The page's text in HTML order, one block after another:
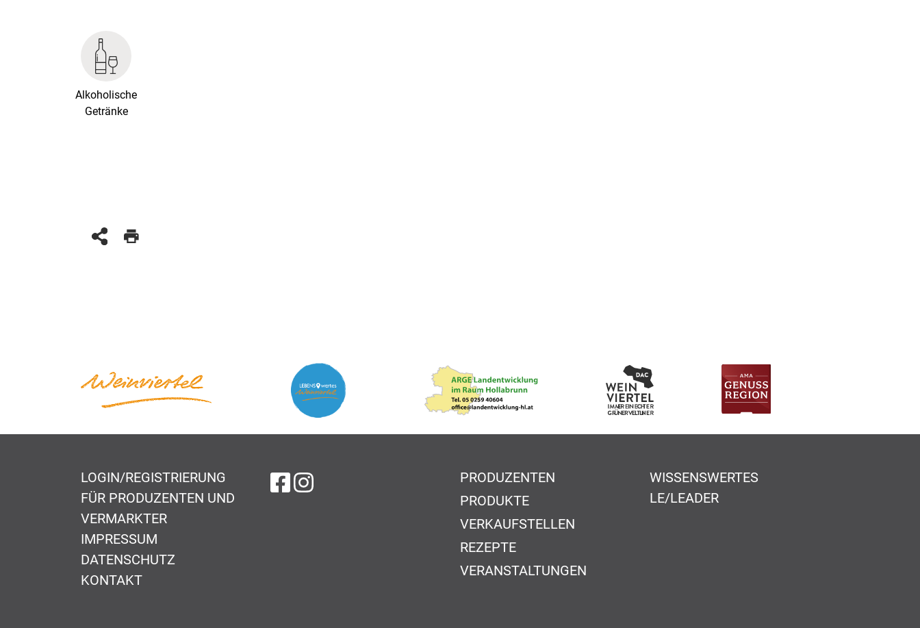
Alkoholische
Getränke
LOGIN/REGISTRIERUNG
FÜR PRODUZENTEN UND
VERMARKTER
IMPRESSUM
DATENSCHUTZ
KONTAKT
auf Facebook
auf Instagram
PRODUZENTEN
PRODUKTE
VERKAUFSTELLEN
REZEPTE
VERANSTALTUNGEN
WISSENSWERTES
LE/LEADER